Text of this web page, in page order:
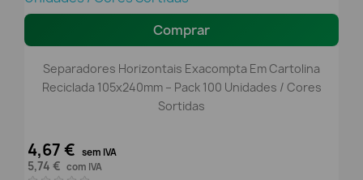
Comprar
Separadores Horizontais Exacompta Em Cartolina
Reciclada 105x240mm – Pack 100 Unidades / Cores
Sortidas
4,67 € sem IVA
5,74 € com IVA